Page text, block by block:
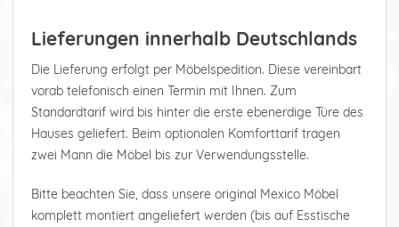
Lieferungen innerhalb Deutschlands
Die Lieferung erfolgt per Möbelspedition. Diese vereinbart
vorab telefonisch einen Termin mit Ihnen. Zum
Standardtarif wird bis hinter die erste ebenerdige Türe des
Hauses geliefert. Beim optionalen Komforttarif tragen
zwei Mann die Möbel bis zur Verwendungsstelle.
Bitte beachten Sie, dass unsere original Mexico Möbel
komplett montiert angeliefert werden (bis auf Esstische